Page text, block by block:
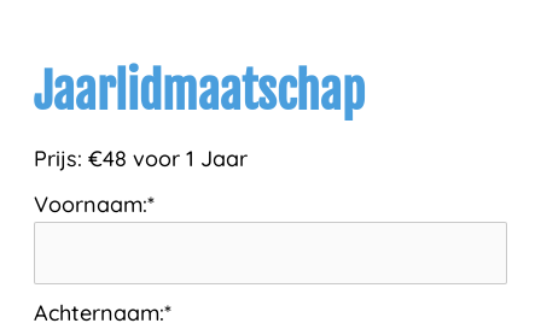
Jaarlidmaatschap
Prijs: €48 voor 1 Jaar
Voornaam:*
Achternaam:*